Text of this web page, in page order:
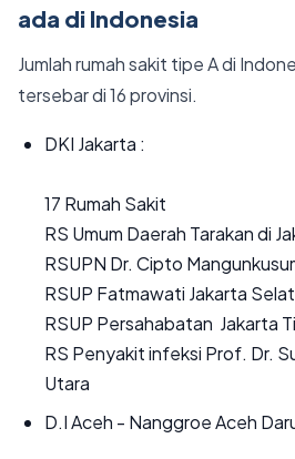
ada di Indonesia
Jumlah rumah sakit tipe A di
tersebar di 16 provinsi.
DKI Jakarta :
17 Rumah Sakit
RS Umum Daerah Tarakan di
RSUPN Dr. Cipto
RSUP Fatmawati Jakarta
RSUP Persahabatan Jakarta
RS Penyakit infeksi Prof. Dr.
Utara
D.I Aceh - Nanggroe Aceh